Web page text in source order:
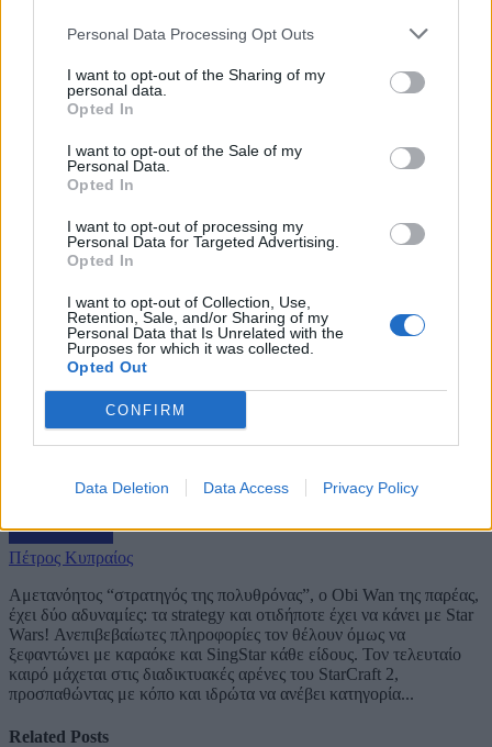
Personal Data Processing Opt Outs
I want to opt-out of the Sharing of my
personal data.
Opted In
I want to opt-out of the Sale of my
Personal Data.
Opted In
I want to opt-out of processing my
Personal Data for Targeted Advertising.
Opted In
I want to opt-out of Collection, Use,
Retention, Sale, and/or Sharing of my
Personal Data that Is Unrelated with the
Purposes for which it was collected.
Opted Out
CONFIRM
Data Deletion Data Access Privacy Policy
BioWare
Facebook Twitter Email
Πέτρος Κυπραίος
Αμετανόητος “στρατηγός της πολυθρόνας”, ο Obi Wan της παρέας,
έχει δύο αδυναμίες: τα strategy και οτιδήποτε έχει να κάνει με Star
Wars! Ανεπιβεβαίωτες πληροφορίες τον θέλουν όμως να
ξεφαντώνει με καραόκε και SingStar κάθε είδους. Τον τελευταίο
καιρό μάχεται στις διαδικτυακές αρένες του StarCraft 2,
προσπαθώντας με κόπο και ιδρώτα να ανέβει κατηγορία...
Related Posts